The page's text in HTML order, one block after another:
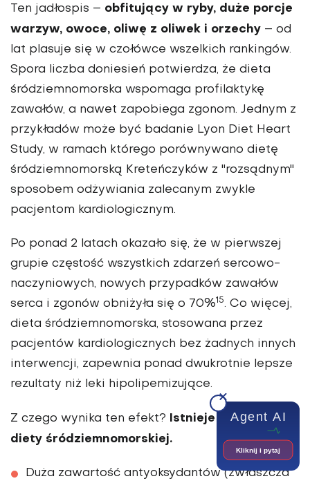
Ten jadłospis – obfitujący w ryby, duże porcje
warzyw, owoce, oliwę z oliwek i orzechy – od
lat plasuje się w czołówce wszelkich rankingów.
Spora liczba doniesień potwierdza, że dieta
śródziemnomorska wspomaga profilaktykę
zawałów, a nawet zapobiega zgonom. Jednym z
przykładów może być badanie Lyon Diet Heart
Study, w ramach którego porównywano dietę
śródziemnomorską Kreteńczyków z "rozsądnym"
sposobem odżywiania zalecanym zwykle
pacjentom kardiologicznym.
Po ponad 2 latach okazało się, że w pierwszej
grupie częstość wszystkich zdarzeń sercowo-
naczyniowych, nowych przypadków zawałów
serca i zgonów obniżyła się o 70%15. Co więcej,
dieta śródziemnomorska, stosowana przez
pacjentów kardiologicznych bez żadnych innych
interwencji, zapewnia ponad dwukrotnie lepsze
rezultaty niż leki hipolipemizujące.
Z czego wynika ten efekt?
Istnieje kilka zalet
diety śródziemnomorskiej.
Duża zawartość antyoksydantów (zwłaszcza
Agent AI
Kliknij i pytaj